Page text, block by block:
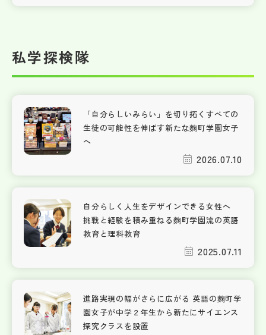
私学探検隊
「自分らしいみらい」を切り拓くすべての
生徒の可能性を伸ばす新たな麴町学園女子
へ
2026.07.10
自分らしく人生をデザインできる女性へ
挑戦と経験を積み重ねる麴町学園流の英語
教育と理科教育
2025.07.11
進路実現の幅がさらに広がる 英語の麴町学
園女子が中学２年生から新たにサイエンス
探究クラスを設置